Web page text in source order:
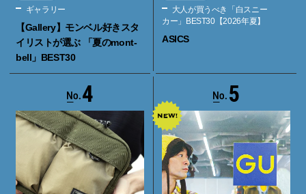
ギャラリー
【Gallery】モンベル好きスタ
イリストが選ぶ 「夏のmont-
bell」BEST30
大人が買うべき「白スニー
カー」BEST30【2026年夏】
ASICS
4 5